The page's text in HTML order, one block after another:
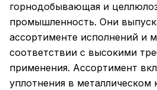
горнодобывающая и
промышленность. Они
ассортименте исполнений и
соответствии с высокими
применения. Ассортимент
уплотнения в металлическом